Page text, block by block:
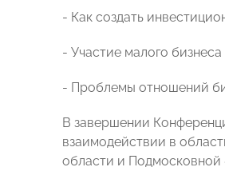
- Как создать
- Участие малого
- Проблемы отношений
В завершении
взаимодействии в
области и